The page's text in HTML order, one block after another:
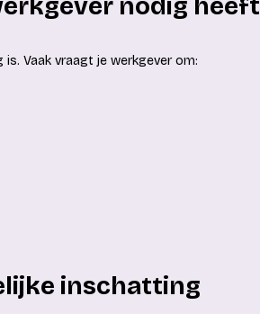
nodig heeft
Vaak vraagt je werkgever om:
inschatting